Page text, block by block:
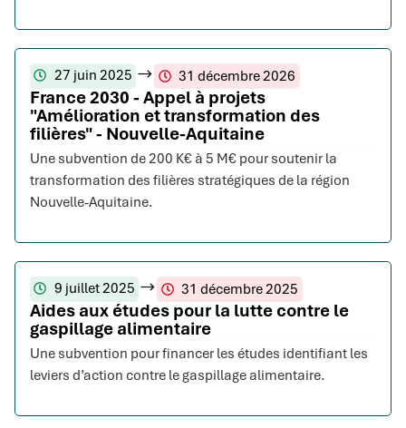
27 juin 2025 31 décembre 2026
France 2030 - Appel à projets
"Amélioration et transformation des
filières" - Nouvelle-Aquitaine
Une subvention de 200 K€ à 5 M€ pour soutenir la
transformation des filières stratégiques de la région
Nouvelle-Aquitaine.
9 juillet 2025 31 décembre 2025
Aides aux études pour la lutte contre le
gaspillage alimentaire
Une subvention pour financer les études identifiant les
leviers d’action contre le gaspillage alimentaire.